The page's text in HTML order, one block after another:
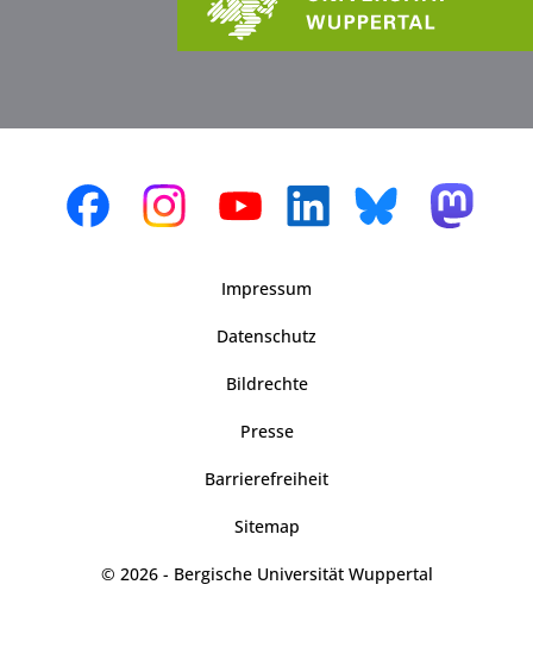
Impressum
Datenschutz
Bildrechte
Presse
Barrierefreiheit
Sitemap
© 2026 - Bergische Universität Wuppertal